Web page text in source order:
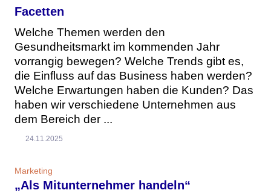
Facetten
Welche Themen werden den
Gesundheitsmarkt im kommenden Jahr
vorrangig bewegen? Welche Trends gibt es,
die Einfluss auf das Business haben werden?
Welche Erwartungen haben die Kunden? Das
haben wir verschiedene Unternehmen aus
dem Bereich der ...
24.11.2025
Marketing
„Als Mitunternehmer handeln“